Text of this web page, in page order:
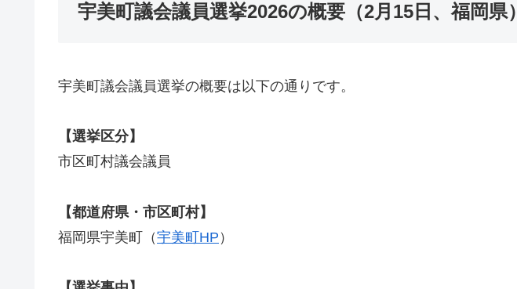
宇美町議会議員選挙2026の概要（2月15日、福岡県）
宇美町議会議員選挙の概要は以下の通りです。
【選挙区分】
市区町村議会議員
【都道府県・市区町村】
福岡県宇美町（宇美町HP ）